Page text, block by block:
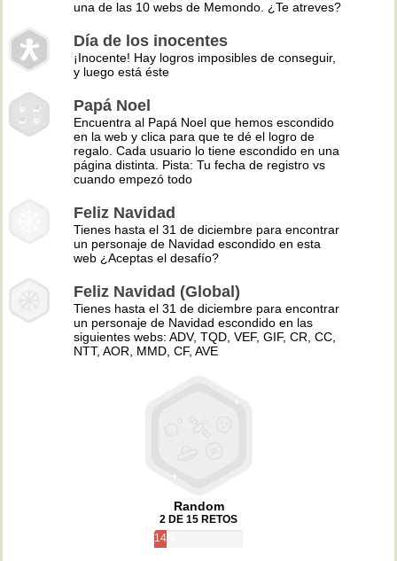
una de las 10 webs de Memondo. ¿Te atreves?
Día de los inocentes
¡Inocente! Hay logros imposibles de conseguir,
y luego está éste
Papá Noel
Encuentra al Papá Noel que hemos escondido
en la web y clica para que te dé el logro de
regalo. Cada usuario lo tiene escondido en una
página distinta. Pista: Tu fecha de registro vs
cuando empezó todo
Feliz Navidad
Tienes hasta el 31 de diciembre para encontrar
un personaje de Navidad escondido en esta
web ¿Aceptas el desafío?
Feliz Navidad (Global)
Tienes hasta el 31 de diciembre para encontrar
un personaje de Navidad escondido en las
siguientes webs: ADV, TQD, VEF, GIF, CR, CC,
NTT, AOR, MMD, CF, AVE
Random
2 DE 15 RETOS
14%